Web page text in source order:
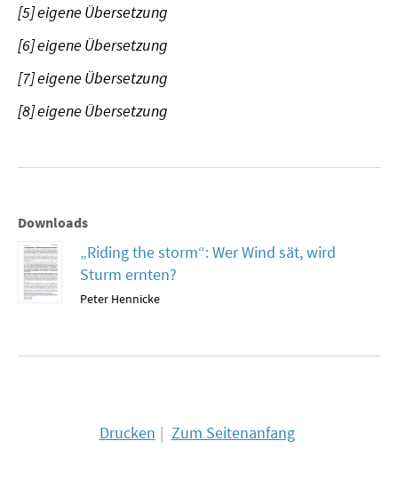
[5] eigene Übersetzung
[6] eigene Übersetzung
[7] eigene Übersetzung
[8] eigene Übersetzung
Downloads
„Riding the storm“: Wer Wind sät, wird
Sturm ernten?
Peter Hennicke
Drucken Zum Seitenanfang